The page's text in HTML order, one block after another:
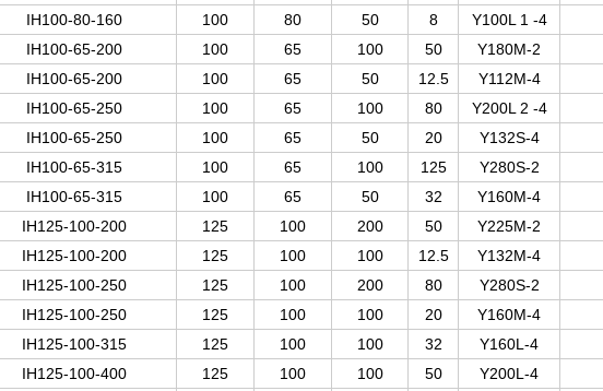
IH100-80-160
100 80 50 8 Y100L 1 -4
IH100-65-200
100 65 100 50 Y180M-2
IH100-65-200
100 65 50 12.5 Y112M-4
IH100-65-250
100 65 100 80 Y200L 2 -4
IH100-65-250
100 65 50 20 Y132S-4
IH100-65-315
100 65 100 125 Y280S-2
IH100-65-315
100 65 50 32 Y160M-4
IH125-100-200
125 100 200 50 Y225M-2
IH125-100-200
125 100 100 12.5 Y132M-4
IH125-100-250
125 100 200 80 Y280S-2
IH125-100-250
125 100 100 20 Y160M-4
IH125-100-315
125 100 100 32 Y160L-4
IH125-100-400
125 100 100 50 Y200L-4